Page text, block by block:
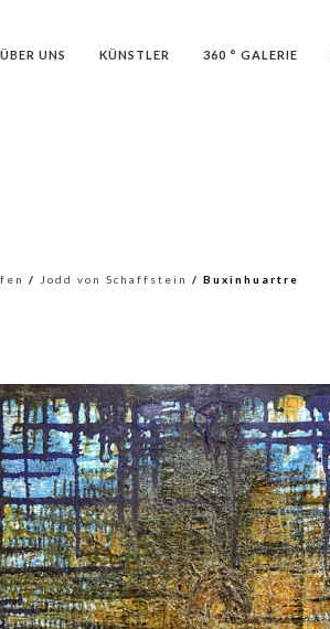
ÜBER UNS KÜNSTLER 360 ° GALERIE
/ Jodd von Schaffstein / Buxinhuartre